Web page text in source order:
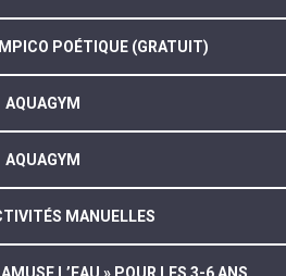
POÉTIQUE (GRATUIT)
AQUAGYM
AQUAGYM
MANUELLES